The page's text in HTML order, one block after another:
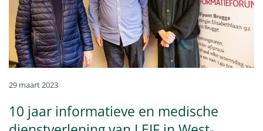
29 maart 2023
10 jaar informatieve en medische